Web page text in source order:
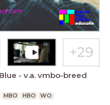
- v.a. vmbo-breed
MBO HBO WO